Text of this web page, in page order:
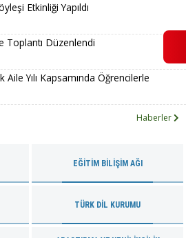
Etkinliği Yapıldı
Toplantı Düzenlendi
Yılı Kapsamında Öğrencilerle
Haberler
EĞITIM BILIŞIM AĞI
TÜRK DIL KURUMU